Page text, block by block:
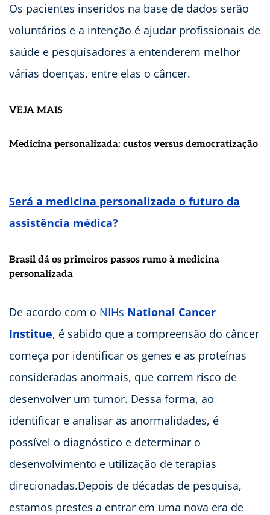
Os pacientes inseridos na base de dados serão
voluntários e a intenção é ajudar profissionais de
saúde e pesquisadores a entenderem melhor
várias doenças, entre elas o câncer.
VEJA MAIS
Medicina personalizada: custos versus democratização
Será a medicina personalizada o futuro da
assistência médica?
Brasil dá os primeiros passos rumo à medicina
personalizada
De acordo com o NIHs National Cancer
Institue, é sabido que a compreensão do câncer
começa por identificar os genes e as proteínas
consideradas anormais, que correm risco de
desenvolver um tumor. Dessa forma, ao
identificar e analisar as anormalidades, é
possível o diagnóstico e determinar o
desenvolvimento e utilização de terapias
direcionadas.Depois de décadas de pesquisa,
estamos prestes a entrar em uma nova era de